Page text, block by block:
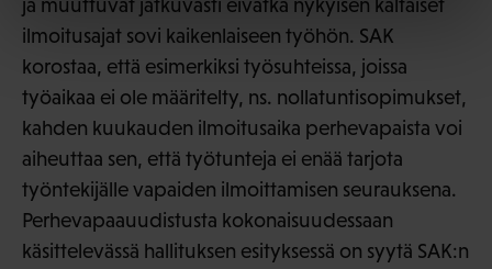
ja muuttuvat jatkuvasti eivätkä nykyisen kaltaiset
ilmoitusajat sovi kaikenlaiseen työhön. SAK
korostaa, että esimerkiksi työsuhteissa, joissa
työaikaa ei ole määritelty, ns. nollatuntisopimukset,
kahden kuukauden ilmoitusaika perhevapaista voi
aiheuttaa sen, että työtunteja ei enää tarjota
työntekijälle vapaiden ilmoittamisen seurauksena.
Perhevapaauudistusta kokonaisuudessaan
käsittelevässä hallituksen esityksessä on syytä SAK:n